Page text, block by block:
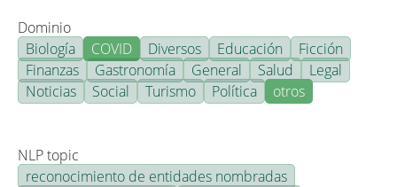
Dominio
Biología
COVID Diversos Educación
Ficción
Finanzas
Gastronomía General Salud
Legal
Noticias
Social Turismo Política otros
NLP topic
reconocimiento de entidades nombradas